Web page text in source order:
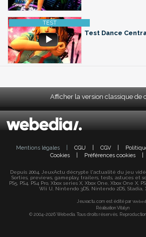
Test Dance
Afficher la version classique de
Mentions légales CGU CGV
Cookies
Préférences cookies
Depuis 2004, JeuxActu décrypte l'actualité du jeu
Sorties, previews, gameplay, trailers, tests, astuces et
PS5, PS4, PS4 Pro, Xbox series X, Xbox One, Xbox One X,
Wii U, Nintendo 3DS, Nintendo 2DS, Stadia,
Jeuxactu.com est édité par
Réalisation Vitalyn
© 2004-2026 Webedia. Tous droits réservés. Reproduction